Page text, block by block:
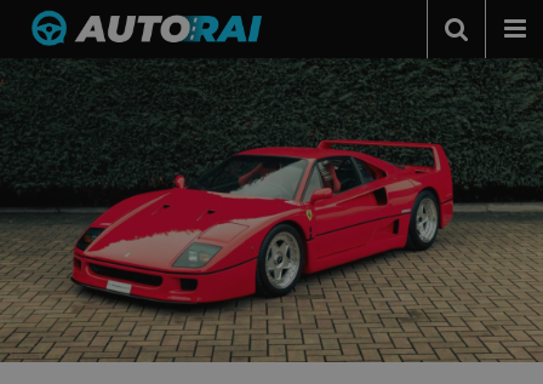
Autonieuws
Podcast
Autotests
Automerken
Adverteren
Contact
MotorRAI.nl